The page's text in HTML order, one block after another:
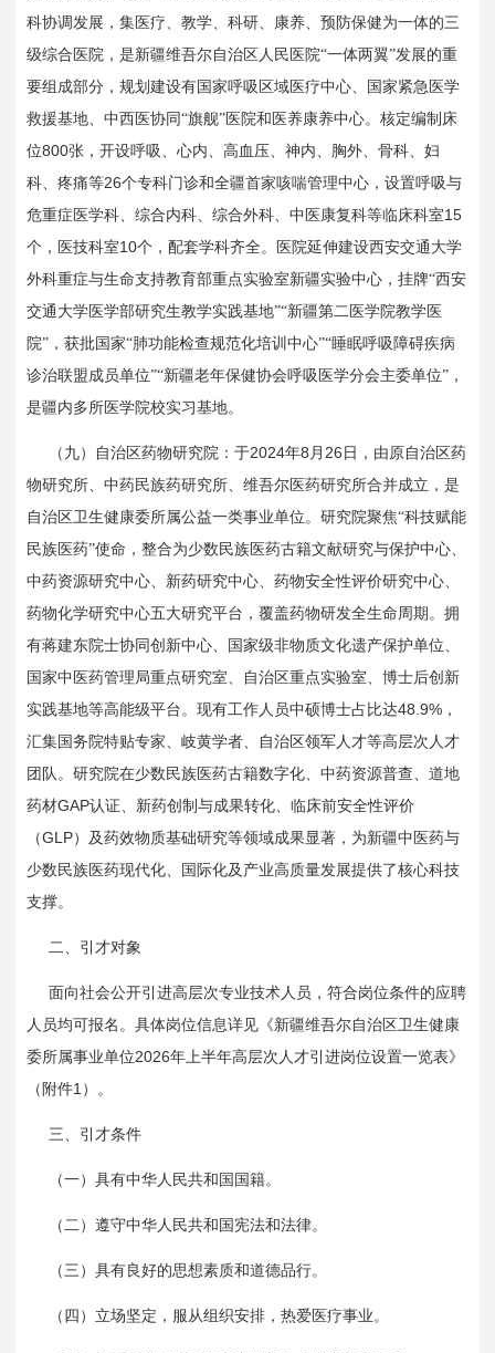
科协调发展，集医疗、教学、科研、康养、预防保健为一体的三
级综合医院，是新疆维吾尔自治区人民医院“一体两翼”发展的重
要组成部分，规划建设有国家呼吸区域医疗中心、国家紧急医学
救援基地、中西医协同“旗舰”医院和医养康养中心。核定编制床
位800张，开设呼吸、心内、高血压、神内、胸外、骨科、妇
科、疼痛等26个专科门诊和全疆首家咳喘管理中心，设置呼吸与
危重症医学科、综合内科、综合外科、中医康复科等临床科室15
个，医技科室10个，配套学科齐全。医院延伸建设西安交通大学
外科重症与生命支持教育部重点实验室新疆实验中心，挂牌“西安
交通大学医学部研究生教学实践基地”“新疆第二医学院教学医
院”，获批国家“肺功能检查规范化培训中心”“睡眠呼吸障碍疾病
诊治联盟成员单位”“新疆老年保健协会呼吸医学分会主委单位”，
是疆内多所医学院校实习基地。
（九）自治区药物研究院：于2024年8 月 26 日 ，由原自治区药
物研究所、中药民族药研究所、维吾尔医药研究所合并成立，是
自治区卫生健康委所属公益一类事业单位。研究院聚焦“科技赋能
民族医药”使命，整合为少数民族医药古籍文献研究与保护中心、
中药资源研究中心、新药研究中心、药物安全性评价研究中心、
药物化学研究中心五大研究平台，覆盖药物研发全生命周期。拥
有蒋建东院士协同创新中心、国家级非物质文化遗产保护单位、
国家中医药管理局重点研究室、自治区重点实验室、博士后创新
实践基地等高能级平台。现有工作人员中硕博士占比达48.9% ，
汇集国务院特贴专家、岐黄学者、自治区领军人才等高层次人才
团队。研究院在少数民族医药古籍数字化、中药资源普查、道地
药材GAP认证、新药创制与成果转化、临床前安全性评价
（GLP）及药效物质基础研究等领域成果显著，为新疆中医药与
少数民族医药现代化、国际化及产业高质量发展提供了核心科技
支撑。
二、引才对象
面向社会公开引进高层次专业技术人员，符合岗位条件的应聘
人员均可报名。具体岗位信息详见《新疆维吾尔自治区卫生健康
委所属事业单位2026年上半年高层次人才引进岗位设置一览表》
（附件1 ）。
三、引才条件
（一）具有中华人民共和国国籍。
（二）遵守中华人民共和国宪法和法律。
（三）具有良好的思想素质和道德品行。
（四）立场坚定，服从组织安排，热爱医疗事业。